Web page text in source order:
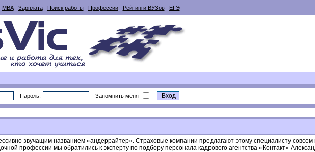
MBA Зарплата Поиск работы Профессии Рейтинги ВУЗов ЕГЭ
Пароль: Запомнить меня
звучащим названием «андеррайтер». Страховые компании предлагают этому специалисту
профессии мы обратились к эксперту по подбору персонала кадрового агентства «Контакт»